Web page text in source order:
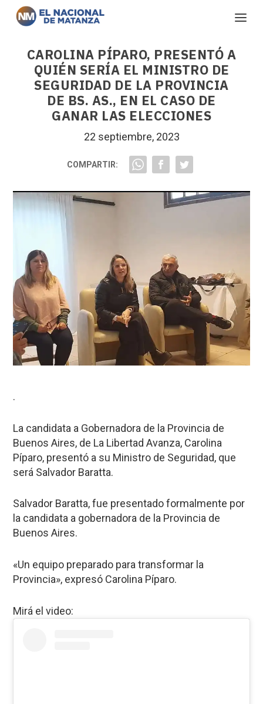
CAROLINA PÍPARO, PRESENTÓ A
QUIÉN SERÍA EL MINISTRO DE
SEGURIDAD DE LA PROVINCIA
DE BS. AS., EN EL CASO DE
GANAR LAS ELECCIONES
22 septiembre, 2023
COMPARTIR:
.
La candidata a Gobernadora de la Provincia de
Buenos Aires, de La Libertad Avanza, Carolina
Píparo, presentó a su Ministro de Seguridad, que
será Salvador Baratta.
Salvador Baratta, fue presentado formalmente por
la candidata a gobernadora de la Provincia de
Buenos Aires.
«Un equipo preparado para transformar la
Provincia», expresó Carolina Píparo.
Mirá el video: